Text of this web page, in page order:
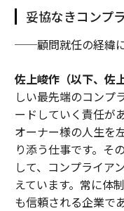
妥協なきコンプ
──顧問就任の経緯に
佐上峻作（以下、佐
しい最先端のコンプ
ードしていく責任が
オーナー様の人生を
り添う仕事です。そ
して、コンプライア
えています。常に体
も信頼される企業で